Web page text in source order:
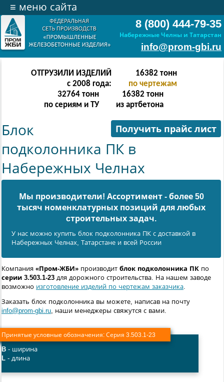
8 (800) 444-79-35
Набережные Челны и Татарстан
info@prom-gbi.ru
≡ меню сайта
ОТГРУЗИЛИ ИЗДЕЛИЙ
с 2008 года:
32766 тонн
по чертежам
65532 тонн
по сериям и ТУ
32766 тонн
из артбетона
Получить прайс лист
Блок
подколонника ПК в
Набережных Челнах
Мы производители! Ассортимент - более 50
тысяч номенклатурных позиций для любых
cтроительных задач.
У нас можно купить блок подколонника ПК с доставкой в
Набережных Челнах, Татарстане и всей России
Компания «Пром-ЖБИ» производит блок подколонника ПК по
серии 3.503.1-23 для дорожного строительства. На нашем заводе
возможно изготовление изделий по чертежам заказчика.
Заказать блок подколонника вы можете, написав на почту
info@prom-gbi.ru, наши менеджеры свяжутся с вами.
Принятые условные обозначения: Серия 3.503.1-23
B - ширина
L - длина